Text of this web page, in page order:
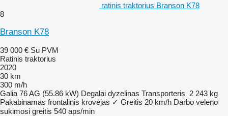
ratinis traktorius Branson K78
8
Branson K78
39 000 € Su PVM
Ratinis traktorius
2020
30 km
300 m/h
Galia 76 AG (55.86 kW) Degalai dyzelinas Transporteris 2 243 kg
Pakabinamas frontalinis krovėjas ✓ Greitis 20 km/h Darbo veleno
sukimosi greitis 540 aps/min